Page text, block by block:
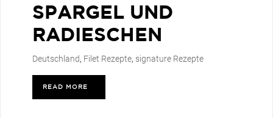
SPARGEL UND
RADIESCHEN
Deutschland, Filet Rezepte, signature Rezepte
READ MORE